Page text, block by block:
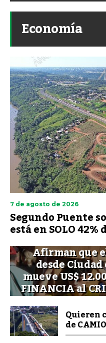
Economía
7 de agosto de 2026
Segundo Puente
está en SOLO 42%
Afirman que
desde
mueve US$
FINANCIA al
Quieren
de